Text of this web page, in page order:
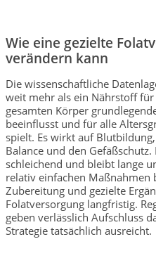
Wie eine gezielte
verändern kann
Die wissenschaftliche
weit mehr als ein Nährstoff für
gesamten Körper
beeinflusst und für alle
spielt. Es wirkt auf
Balance und den
schleichend und bleibt lange
relativ einfachen Maßnahmen
Zubereitung und gezielte
Folatversorgung langfristig.
geben verlässlich Aufschluss
Strategie tatsächlich ausreicht.